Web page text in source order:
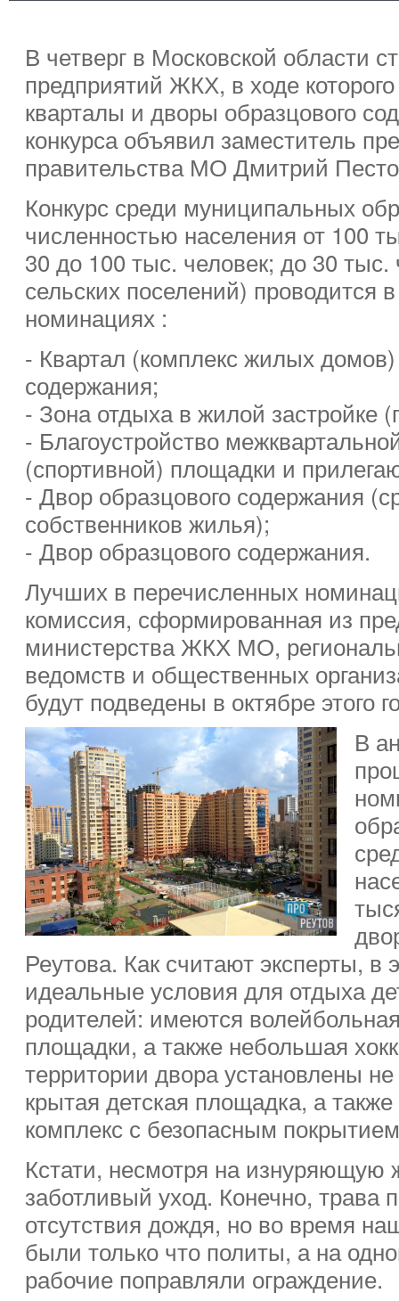
В четверг в Московской области
предприятий ЖКХ, в ходе
кварталы и дворы образцового
конкурса объявил заместитель
правительства МО Дмитрий
Конкурс среди муниципальных
численностью населения от 100
30 до 100 тыс. человек; до 30 тыс.
сельских поселений) проводится
номинациях :
- Квартал (комплекс жилых домов)
содержания;
- Зона отдыха в жилой застройке
- Благоустройство
(спортивной) площадки и
- Двор образцового содержания
собственников жилья);
- Двор образцового содержания.
Лучших в перечисленных
комиссия, сформированная из
министерства ЖКХ МО,
ведомств и общественных
будут подведены в октябре этого
В
Реутова. Как считают эксперты, в
идеальные условия для отдыха
родителей: имеются
площадки, а также небольшая
территории двора установлены
крытая детская площадка, а
комплекс с безопасным
Кстати, несмотря на изнуряющую
заботливый уход. Конечно, трава
отсутствия дождя, но во время
были только что политы, а на
рабочие поправляли ограждение.